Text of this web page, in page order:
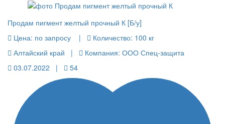
Продам пигмент желтый прочный К [Б/у]
Цена: по запросу | Количество: 100 кг
Алтайский край |
Компания: ООО Спец-защита
03.07.2022 |
54